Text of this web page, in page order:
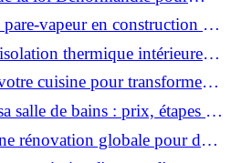
et défiscaliser ?
vapeur en construction et
à éviter?
thermique intérieure
en énergie ?
cuisine pour transformer
salle de bains : prix, étapes et
rénovation globale pour des